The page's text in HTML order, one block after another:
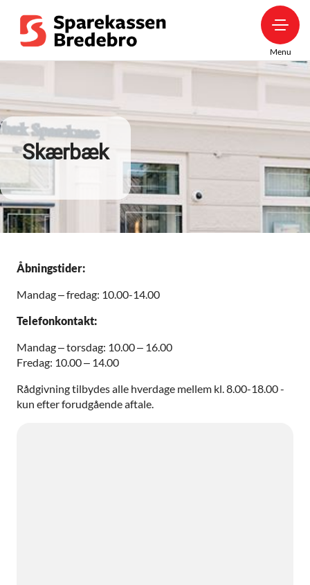
Menu
Skærbæk
Åbningstider:
Mandag – fredag: 10.00-14.00
Telefonkontakt:
Mandag – torsdag: 10.00 – 16.00
Fredag: 10.00 – 14.00
Rådgivning tilbydes alle hverdage mellem kl. 8.00-18.00 -
kun efter forudgående aftale.